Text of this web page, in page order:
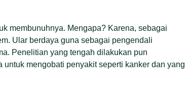
membunuhnya. Mengapa? Karena, sebagai
Ular berdaya guna sebagai pengendali
Penelitian yang tengah dilakukan pun
mengobati penyakit seperti kanker dan yang